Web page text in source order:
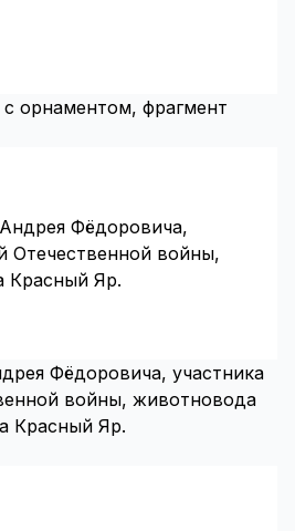
с орнаментом, фрагмент
Фёдоровича, участника
войны, животновода
Красный Яр.